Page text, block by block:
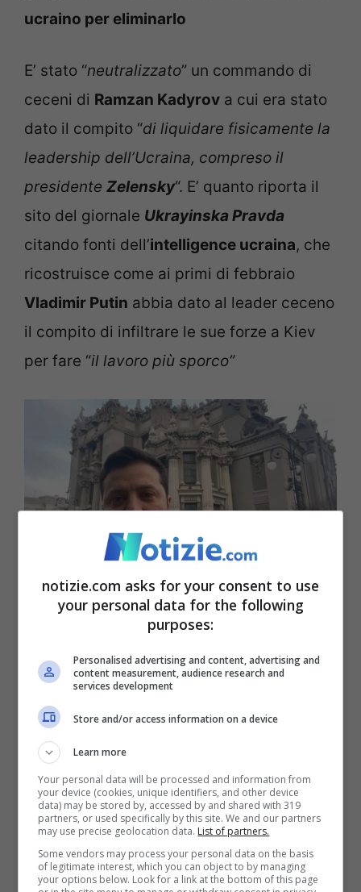
ucraino per eliminarlo
E’ stato “neutralizzato” un commando di
ceceni di Ramzan Kadyrov a cui era stato
dato il compito “di liquidare fisicamente la
leadership dell’Ucraina, compreso il
presidente Zelensky“. E’ quanto riporta il
sito del giornale Ukrayinska Pravda
citando fonti dell’intelligence ucraina, che
ricostruisce come ai primi di febbraio
Vladimir Putin abbia dato al leader ceceno
il compito di infiltrare le sue forze a Kiev
per fare “il lavoro più sporco”
Volodymyr Zelensky (Ansa Foto)
Secondo il giornale ucraino, il commando
ceceno ha subito “pesanti perdite” in un
combattimento avvenuto il
pressi dell’aeroporto diGostomel, nei
pressi diKiev. Secondo le fonti dei servizi
ucraini citati, l’azione è stata possibile
grazie ad una ‘soffiata‘ arrivata da una
fonte anonima che si è presentato come un
ufficiale dei servizi di sicurezza russi” che
notizie.com asks for your consent to use
your personal data for the following
purposes:
Personalised advertising and content, advertising and
content measurement, audience research and
services development
Store and/or access information on a device
Learn more
Your personal data will be processed and information from
your device (cookies, unique identifiers, and other device
data) may be stored by, accessed by and shared with 319
partners, or used specifically by this site. We and our partners
may use precise geolocation data. List of partners.
Some vendors may process your personal data on the basis
of legitimate interest, which you can object to by managing
your options below. Look for a link at the bottom of this page